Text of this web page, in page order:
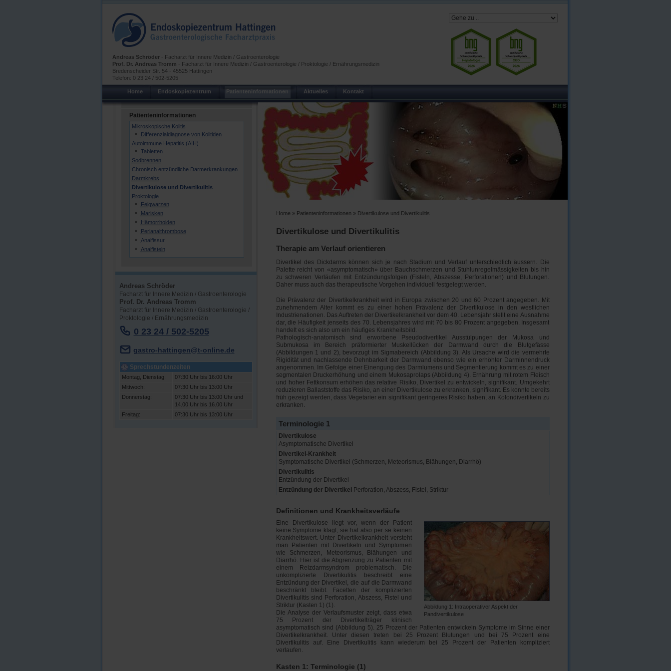
Andreas Schröder- Facharzt für Innere Medizin / Gastroenterologie
Prof. Dr. Andreas Tromm - Facharzt für Innere Medizin / Gastroenterologie / Proktologie / Ernährungsmedizin
Bredenscheider Str. 54 - 45525 Hattingen
Telefon: 0 23 24 / 502-5205
Home Endoskopiezentrum Patienteninformationen Aktuelles Kontakt
Patienteninformationen
Mikroskopische Kolitis
Differenzialdiagnose von Kolitiden
Autoimmune Hepatitis (AIH)
Tabletten
Sodbrennen
Chronisch entzündliche Darmerkrankungen
Darmkrebs
Divertikulose und Divertikulitis
Proktologie
Feigwarzen
Marisken
Hämorrhoiden
Perianalthrombose
Analfissur
Analfisteln
Andreas Schröder
Facharzt für Innere Medizin / Gastroenterologie
Prof. Dr. Andreas Tromm
Facharzt für Innere Medizin / Gastroenterologie /
Proktologie / Ernährungsmedizin
0 23 24 / 502-5205
gastro-hattingen@t-online.de
Sprechstundenzeiten
Montag, Dienstag:
07:30 Uhr bis 16:00 Uhr
Mittwoch:
07:30 Uhr bis 13:00 Uhr
Donnerstag:
07:30 Uhr bis 13:00 Uhr und
14.00 Uhr bis 16.00 Uhr
Freitag:
07:30 Uhr bis 13:00 Uhr
Home » Patienteninformationen » Divertikulose und Divertikulitis
Divertikulose und Divertikulitis
Therapie am Verlauf orientieren
Divertikel des Dickdarms können sich je nach Stadium und Verlauf unterschiedlich äussern. Die
Palette reicht von «asymptomatisch» über Bauchschmerzen und Stuhlunregelmässigkeiten bis hin
zu schweren Verläufen mit Entzündungsfolgen (Fisteln, Abszesse, Perforationen) und Blutungen.
Daher muss auch das therapeutische Vorgehen individuell festgelegt werden.
Die Prävalenz der Divertikelkrankheit wird in Europa zwischen 20 und 60 Prozent angegeben. Mit
zunehmendem Alter kommt es zu einer hohen Prävalenz der Divertikulose in den westlichen
Industrienationen. Das Auftreten der Divertikelkrankheit vor dem 40. Lebensjahr stellt eine Ausnahme
dar, die Häufigkeit jenseits des 70. Lebensjahres wird mit 70 bis 80 Prozent angegeben. Insgesamt
handelt es sich also um ein häufiges Krankheitsbild.
Pathologisch-anatomisch sind erworbene Pseudodivertikel Ausstülpungen der Mukosa und
Submukosa im Bereich präformierter Muskellücken der Darmwand durch die Blutgefässe
(Abbildungen 1 und 2), bevorzugt im Sigmabereich (Abbildung 3). Als Ursache wird die vermehrte
Rigidität und nachlassende Dehnbarkeit der Darmwand ebenso wie ein erhöhter Darminnendruck
angenommen. Im Gefolge einer Einengung des Darmlumens und Segmentierung kommt es zu einer
segmentalen Druckerhöhung und einem Mukosaprolaps (Abbildung 4). Ernährung mit rotem Fleisch
und hoher Fettkonsum erhöhen das relative Risiko, Divertikel zu entwickeln, signifikant. Umgekehrt
reduzieren Ballaststoffe das Risiko, an einer Divertikulose zu erkranken, signifikant. Es konnte bereits
früh gezeigt werden, dass Vegetarier ein signifikant geringeres Risiko haben, an Kolondivertikeln zu
erkranken.
Terminologie 1
Divertikulose
Asymptomatische Divertikel
Divertikel-Krankheit
Symptomatische Divertikel (Schmerzen, Meteorismus, Blähungen, Diarrhö)
Divertikulitis
Entzündung der Divertikel
Entzündung der Divertikel
Perforation, Abszess, Fistel, Striktur
Definitionen und Krankheitsverläufe
Abbildung 1: Intraoperativer Aspekt der
Pandivertikulose
Eine Divertikulose liegt vor, wenn der Patient
keine Symptome klagt, sie hat also per se keinen
Krankheitswert. Unter Divertikelkrankheit versteht
man Patienten mit Divertikeln und Symptomen
wie Schmerzen, Meteorismus, Blähungen und
Diarrhö. Hier ist die Abgrenzung zu Patienten mit
einem Reizdarmsyndrom problematisch. Die
unkomplizierte Divertikulitis beschreibt eine
Entzündung der Divertikel, die auf die Darmwand
beschränkt bleibt. Facetten der komplizierten
Divertikulitis sind Perforation, Abszess, Fistel und
Striktur (Kasten 1) (1).
Die Analyse der Verlaufsmuster zeigt, dass etwa
75 Prozent der Divertikelträger klinisch
asymptomatisch sind (Abbildung 5). 25 Prozent der Patienten entwickeln Symptome im Sinne einer
Divertikelkrankheit. Unter diesen treten bei 25 Prozent Blutungen und bei 75 Prozent eine
Divertikulitis auf. Eine Divertikulitis kann wiederum bei 25 Prozent der Patienten kompliziert
verlaufen.
Kasten 1: Terminologie (1)